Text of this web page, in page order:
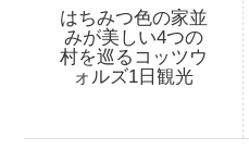
はちみつ色の家並
みが美しい4つの
村を巡るコッツウ
ォルズ1日観光